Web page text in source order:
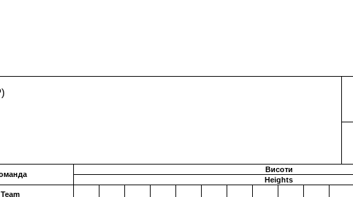
Висоти
Heights
Team